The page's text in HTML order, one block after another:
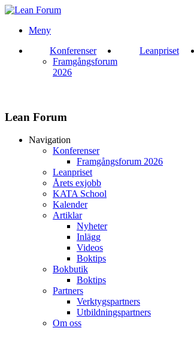
Meny
Konferenser
Framgångsforum
2026
Leanpriset
Lean Forum
Navigation
Konferenser
Framgångsforum 2026
Leanpriset
Årets exjobb
KATA School
Kalender
Artiklar
Nyheter
Inlägg
Videos
Boktips
Bokbutik
Boktips
Partners
Verktygspartners
Utbildningspartners
Om oss